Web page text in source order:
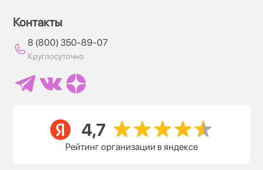
Контакты
8 (800) 350-89-07
Круглосуточно
Рейтинг организации в яндексе